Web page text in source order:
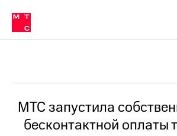
Медиа-центр
и акционерам
Устойчивое развитие
Комплаенс и деловая этика
компании
Карьера
История
компании
в МТС
Пресс-
релизы
МТС запустила
бесконтактной оплаты